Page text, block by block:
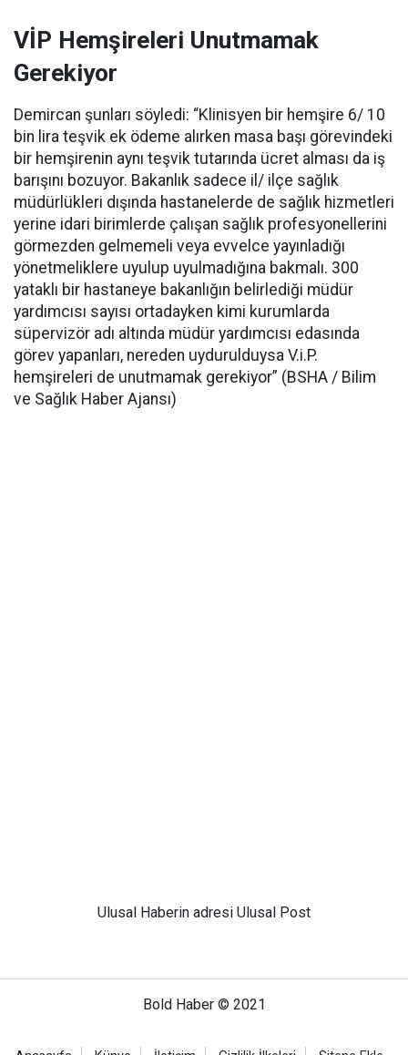
VİP Hemşireleri Unutmamak
Gerekiyor
Demircan şunları söyledi: “Klinisyen bir hemşire 6/ 10
bin lira teşvik ek ödeme alırken masa başı görevindeki
bir hemşirenin aynı teşvik tutarında ücret alması da iş
barışını bozuyor. Bakanlık sadece il/ ilçe sağlık
müdürlükleri dışında hastanelerde de sağlık hizmetleri
yerine idari birimlerde çalışan sağlık profesyonellerini
görmezden gelmemeli veya evvelce yayınladığı
yönetmeliklere uyulup uyulmadığına bakmalı. 300
yataklı bir hastaneye bakanlığın belirlediği müdür
yardımcısı sayısı ortadayken kimi kurumlarda
süpervizör adı altında müdür yardımcısı edasında
görev yapanları, nereden uydurulduysa V.i.P.
hemşireleri de unutmamak gerekiyor” (BSHA / Bilim
ve Sağlık Haber Ajansı)
Ulusal Haberin adresi Ulusal Post
Bold Haber © 2021